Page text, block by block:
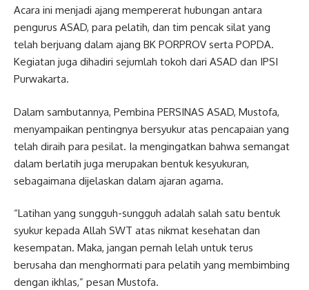
Acara ini menjadi ajang mempererat hubungan antara
pengurus ASAD, para pelatih, dan tim pencak silat yang
telah berjuang dalam ajang BK PORPROV serta POPDA.
Kegiatan juga dihadiri sejumlah tokoh dari ASAD dan IPSI
Purwakarta.
Dalam sambutannya, Pembina PERSINAS ASAD, Mustofa,
menyampaikan pentingnya bersyukur atas pencapaian yang
telah diraih para pesilat. Ia mengingatkan bahwa semangat
dalam berlatih juga merupakan bentuk kesyukuran,
sebagaimana dijelaskan dalam ajaran agama.
“Latihan yang sungguh-sungguh adalah salah satu bentuk
syukur kepada Allah SWT atas nikmat kesehatan dan
kesempatan. Maka, jangan pernah lelah untuk terus
berusaha dan menghormati para pelatih yang membimbing
dengan ikhlas,” pesan Mustofa.